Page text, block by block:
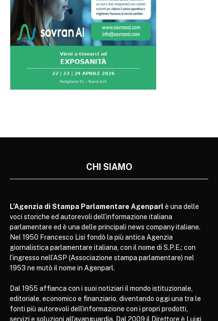
CHI SIAMO
L’Agenzia di Stampa Parlamentare Agenparl è una delle
voci storiche ed autorevoli dell’informazione italiana
parlamentare ed è una delle principali news company italiane.
Nel 1950 Francesco Lisi fondò la più antica Agenzia
giornalistica parlamentare italiana, con il nome di S.P.E.; con
l’ingresso nell’ASP (Associazione stampa parlamentare) nel
1953 ne mutò il nome in Agenparl.
Dal 1955 affianca con i suoi notiziari il mondo istituzionale,
editoriale, economico e finanziario, diventando oggi una tra le
fonti più autorevoli dell’informazione con i propri prodotti,
servizi e soluzioni all’avanguardia. Dal 2009 il Direttore è Luigi